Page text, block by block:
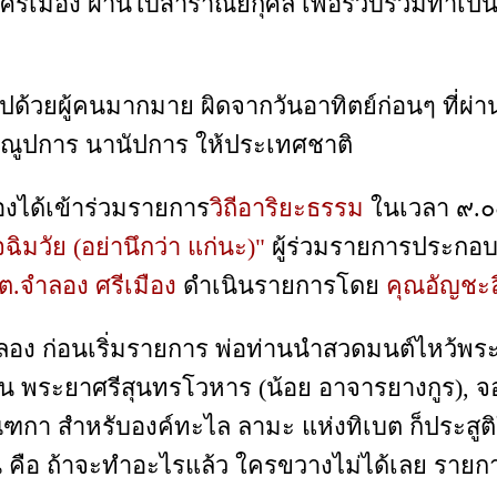
ด้วยผู้คนมากมาย ผิดจากวันอาทิตย์ก่อนๆ ที่ผ่
ปการ นานัปการ ให้ประเทศชาติ
ด้เข้าร่วมรายการวิถีอาริยะธรรม ในเวลา ๙.
มวัย (อย่านึกว่า แก่นะ)" ผู้ร่วมรายการประกอ
จำลอง ศรีเมือง ดำเนินรายการโดย คุณอัญชะ
ง ก่อนเริ่มรายการ พ่อท่านนำสวดมนต์ไหว้พร
พระยาศรีสุนทรโวหาร (น้อย อาจารยางกูร
า สำหรับองค์ทะไล ลามะ แห่งทิเบต ก็ประสู
ถ้าจะทำอะไรแล้ว ใครขวางไม่ได้เลย รา